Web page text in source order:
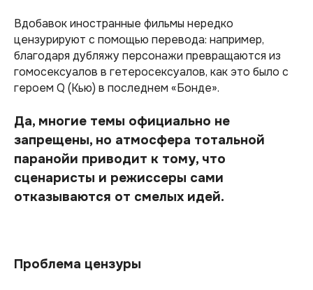
Вдобавок иностранные фильмы нередко
цензурируют с помощью перевода: например,
благодаря дубляжу персонажи превращаются из
гомосексуалов в гетеросексуалов, как это было с
героем Q (Кью) в последнем «Бонде».
Да, многие темы официально не
запрещены, но атмосфера тотальной
паранойи приводит к тому, что
сценаристы и режиссеры сами
отказываются от смелых идей.
Проблема цензуры